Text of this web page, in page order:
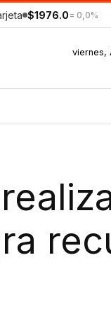
$1976.0 = 0,0%
viernes,